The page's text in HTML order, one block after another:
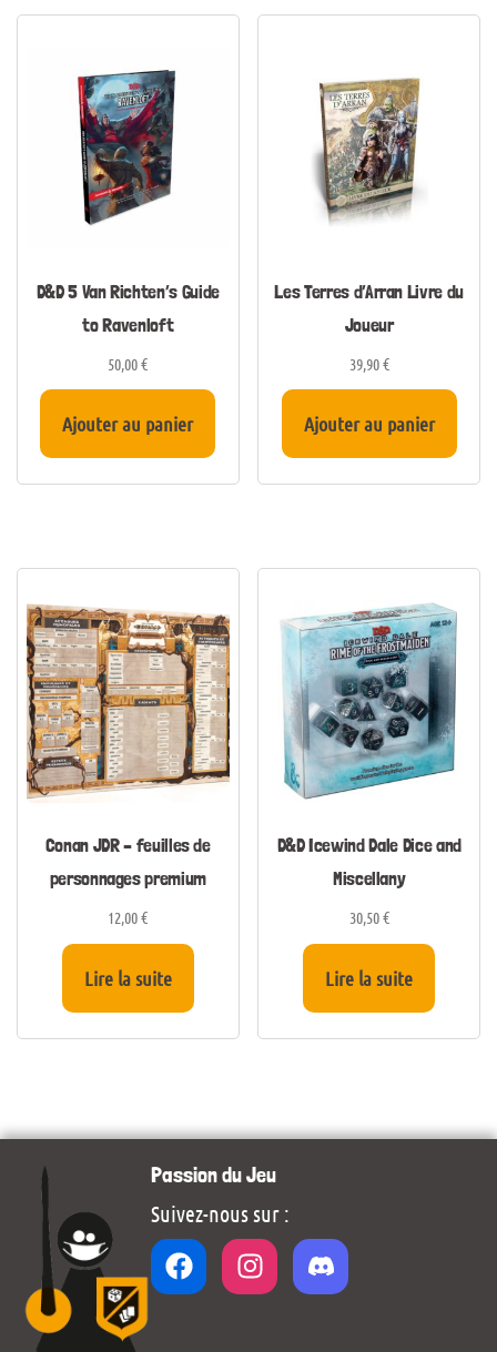
D&D 5 Van Richten’s Guide
to Ravenloft
50,00€
Ajouter au panier
Les Terres d’Arran Livre du
Joueur
39,90€
Ajouter au panier
Conan JDR – feuilles de
personnages premium
12,00€
Lire la suite
D&D Icewind Dale Dice and
Miscellany
30,50€
Lire la suite
Passion du Jeu
Suivez-nous sur :